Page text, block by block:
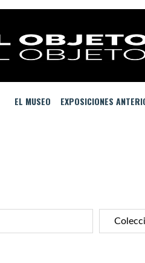
EL MUSEO EXPOSICIONES